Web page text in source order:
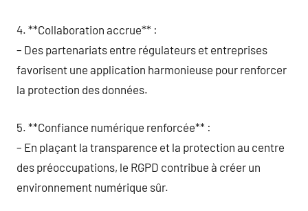
4. **Collaboration accrue** :
– Des partenariats entre régulateurs et entreprises
favorisent une application harmonieuse pour renforcer
la protection des données.
5. **Confiance numérique renforcée** :
– En plaçant la transparence et la protection au centre
des préoccupations, le RGPD contribue à créer un
environnement numérique sûr.